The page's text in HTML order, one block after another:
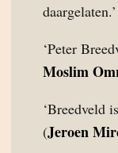
‘Peter
Moslim
‘Breedveld
(Jeroen